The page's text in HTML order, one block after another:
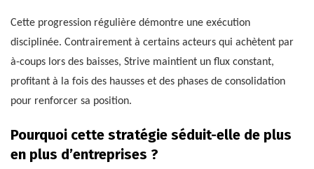
Cette progression régulière démontre une exécution
disciplinée. Contrairement à certains acteurs qui achètent par
à-coups lors des baisses, Strive maintient un flux constant,
profitant à la fois des hausses et des phases de consolidation
pour renforcer sa position.
Pourquoi cette stratégie séduit-elle de plus
en plus d’entreprises ?